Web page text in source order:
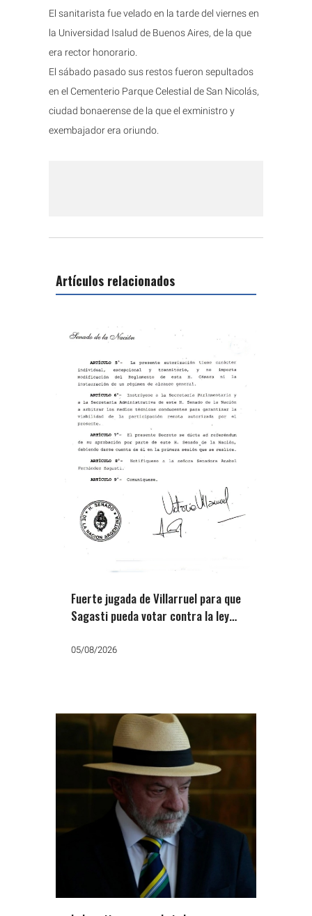
El sanitarista fue velado en la tarde del viernes en
la Universidad Isalud de Buenos Aires, de la que
era rector honorario.
El sábado pasado sus restos fueron sepultados
en el Cementerio Parque Celestial de San Nicolás,
ciudad bonaerense de la que el exministro y
exembajador era oriundo.
Artículos relacionados
Fuerte jugada de Villarruel para que
Sagasti pueda votar contra la ley
05/08/2026